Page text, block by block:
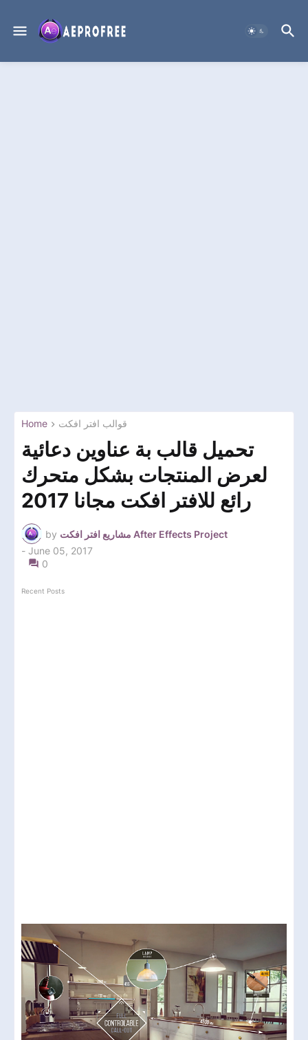
Home قوالب افتر افكت
تحميل قالب بة عناوين دعائية
لعرض المنتجات بشكل متحرك
رائع للافتر افكت مجانا 2017
by
مشاريع افتر افكت After Effects Project
- June 05, 2017
0
Recent Posts